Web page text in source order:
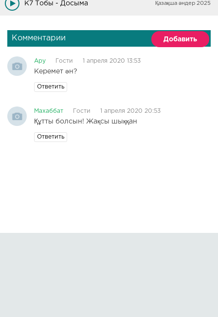
K7 Тобы - Досыма Қазақша әндер 2025
Комментарии Добавить
Ару Гости 1 апреля 2020 13:53
Керемет ән?
Ответить
Махаббат Гости 1 апреля 2020 20:53
Құтты болсын! Жақсы шыққан
Ответить